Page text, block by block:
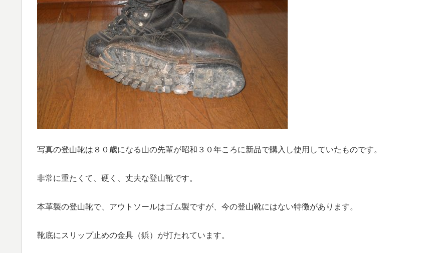
写真の登山靴は８０歳になる山の先輩が昭和３０年ころに新品で購入し使用していたものです。
非常に重たくて、硬く、丈夫な登山靴です。
本革製の登山靴で、アウトソールはゴム製ですが、今の登山靴にはない特徴があります。
靴底にスリップ止めの金具（鋲）が打たれています。